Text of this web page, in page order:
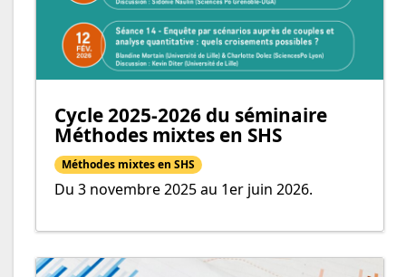
Cycle 2025-2026 du séminaire
Méthodes mixtes en SHS
Méthodes mixtes en SHS
Du 3 novembre 2025 au 1er juin 2026.